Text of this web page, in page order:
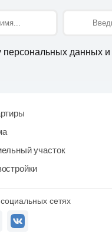
персональных данных
участок
сетях